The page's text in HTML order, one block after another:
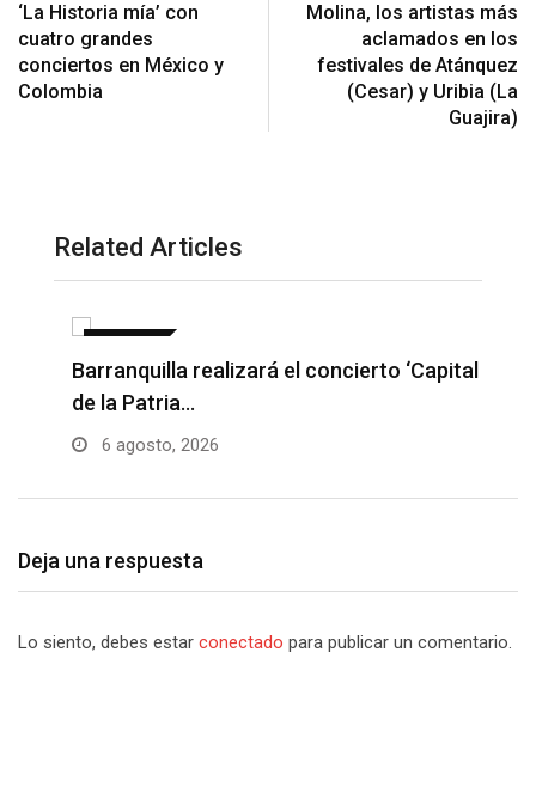
‘La Historia mía’ con
cuatro grandes
conciertos en México y
Colombia
Molina, los artistas más
aclamados en los
festivales de Atánquez
(Cesar) y Uribia (La
Guajira)
Related Articles
Barranquilla realizará el concierto ‘Capital
de la Patria…
6 agosto, 2026
Deja una respuesta
Lo siento, debes estar conectado para publicar un comentario.